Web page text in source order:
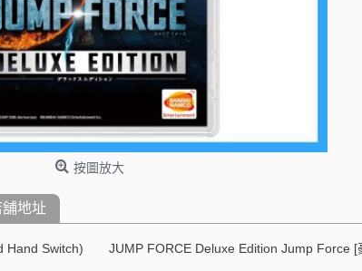
按圖放大
地址
Hand Switch) JUMP FORCE Deluxe Edition Jump Force [